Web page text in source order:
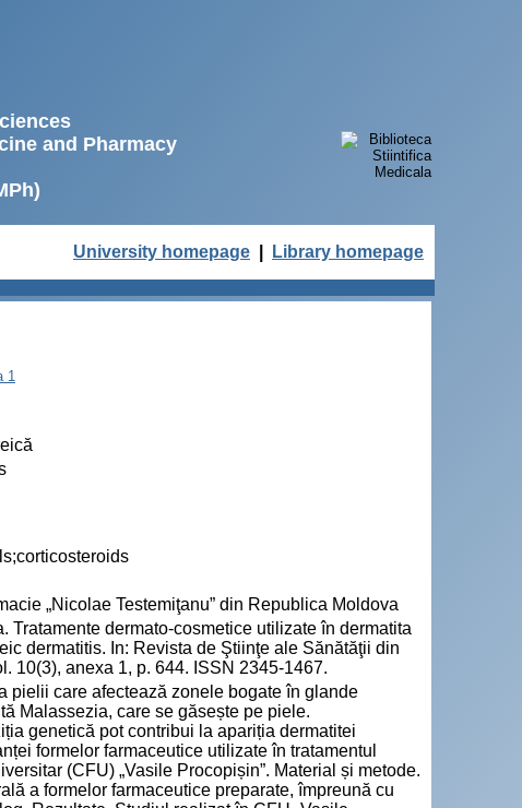
and Pharmacy
University homepage Library homepage
1
„Nicolae Testemiţanu” din Republica Moldova
dermato-cosmetice utilizate în dermatita
dermatitis. In: Revista de Ştiinţe ale Sănătăţii din
10(3), anexa 1, p. 644. ISSN 2345-1467.
pielii care afectează zonele bogate în glande
Malassezia, care se găsește pe piele.
genetică pot contribui la apariția dermatitei
formelor farmaceutice utilizate în tratamentul
(CFU) „Vasile Procopișin”. Material și metode.
a formelor farmaceutice preparate, împreună cu